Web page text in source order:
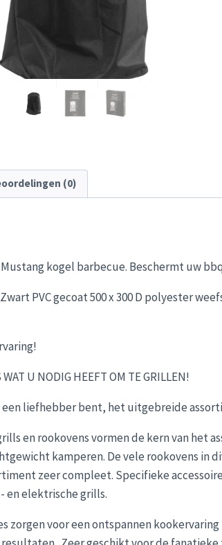
(0)
kogel barbecue. Beschermt uw
PVC gecoat 500 x 300 D polyester
U NODIG HEEFT OM TE GRILLEN!
een liefhebber bent, het uitgebreide
en rookovens vormen de kern van het
kamperen. De vele rookovens in
zeer compleet. Specifieke
en elektrische grills.
zorgen voor een ontspannen